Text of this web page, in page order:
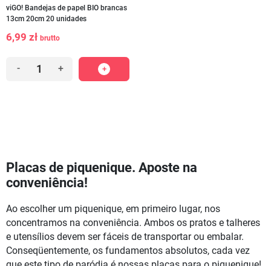
viGO! Bandejas de papel BIO brancas
13cm 20cm 20 unidades
6,99 zł brutto
- +
Placas de piquenique. Aposte na
conveniência!
Ao escolher um piquenique, em primeiro lugar, nos
concentramos na conveniência. Ambos os pratos e talheres
e utensílios devem ser fáceis de transportar ou embalar.
Conseqüentemente, os fundamentos absolutos, cada vez